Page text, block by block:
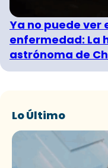
Ya no puede ver
enfermedad: La
astrónoma de
Lo Último